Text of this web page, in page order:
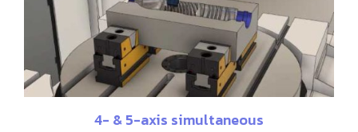
4- & 5-axis simultaneous